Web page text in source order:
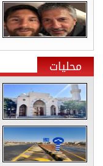
محليات